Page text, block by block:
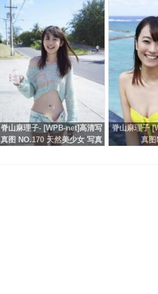
脊山麻理子- [WPB-net]高清写
真图 NO.170 天然美少女 写真
脊山麻理子
真图